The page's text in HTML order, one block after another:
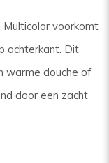
voorkomt
achterkant. Dit
warme douche of
door een zacht